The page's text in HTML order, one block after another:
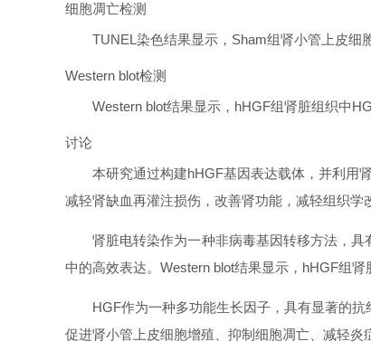
细胞凋亡检测
TUNEL染色结果显示，Sham组肾小管上皮细
Western blot检测
Western blot结果显示，hHGF组肾脏组织中
讨论
本研究通过构建hHGF基因表达载体，并利用
减轻肾缺血再灌注损伤，改善肾功能，减轻组织学
肾脏电转染作为一种非病毒基因转移方法，
中的高效表达。Western blot结果显示，hHGF组
HGF作为一种多功能生长因子，具有显著的
促进肾小管上皮细胞增殖、抑制细胞凋亡、减轻